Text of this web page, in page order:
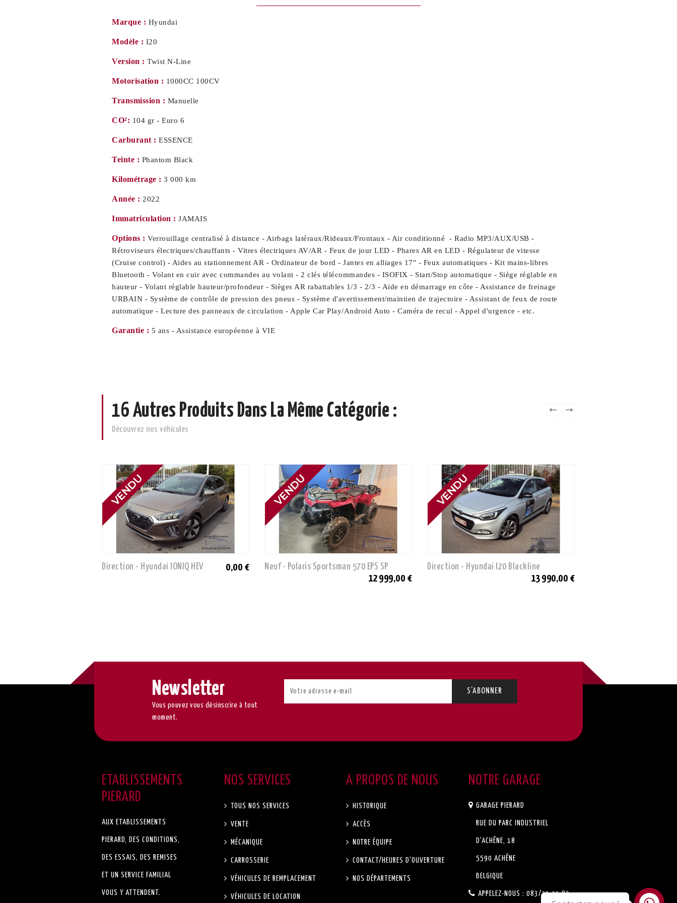
Marque : Hyundai
Modèle : I20
Version : Twist N-Line
Motorisation : 1000CC 100CV
Transmission : Manuelle
CO²: 104 gr - Euro 6
Carburant : ESSENCE
Teinte : Phantom Black
Kilométrage : 3 000 km
Année : 2022
Immatriculation : JAMAIS
Options : Verrouillage centralisé à distance - Airbags latéraux/Rideaux/Frontaux - Air conditionné - Radio MP3/AUX/USB -
Rétroviseurs électriques/chauffants - Vitres électriques AV/AR - Feux de jour LED - Phares AR en LED - Régulateur de vitesse
(Cruise control) - Aides au stationnement AR - Ordinateur de bord - Jantes en alliages 17" - Feux automatiques - Kit mains-libres
Bluetooth - Volant en cuir avec commandes au volant - 2 clés télécommandes - ISOFIX - Start/Stop automatique - Siège réglable en
hauteur - Volant réglable hauteur/profondeur - Sièges AR rabattables 1/3 - 2/3 - Aide en démarrage en côte - Assistance de freinage
URBAIN - Système de contrôle de pression des pneus - Système d'avertissement/maintien de trajectoire - Assistant de feux de route
automatique - Lecture des panneaux de circulation - Apple Car Play/Android Auto - Caméra de recul - Appel d'urgence - etc.
Garantie : 5 ans - Assistance européenne à VIE
16 Autres Produits Dans La Même Catégorie :
Découvrez nos véhicules
Direction - Hyundai IONIQ HEV 0,00 € Neuf - Polaris Sportsman 570 EPS SP
12 999,00 €
Direction - Hyundai I20 Blackline
13 990,00 €
Newsletter
Vous pouvez vous désinscrire à tout
moment.
ETABLISSEMENTS
PIERARD
AUX ETABLISSEMENTS
PIERARD, DES CONDITIONS,
DES ESSAIS, DES REMISES
ET UN SERVICE FAMILIAL
VOUS Y ATTENDENT.
NOS SERVICES
TOUS NOS SERVICES
VENTE
MÉCANIQUE
CARROSSERIE
VÉHICULES DE REMPLACEMENT
VÉHICULES DE LOCATION
A PROPOS DE NOUS
HISTORIQUE
ACCÈS
NOTRE ÉQUIPE
CONTACT/HEURES D'OUVERTURE
NOS DÉPARTEMENTS
NOTRE GARAGE
GARAGE PIERARD
RUE DU PARC INDUSTRIEL
D'ACHÊNE, 18
5590 ACHÊNE
BELGIQUE
APPELEZ-NOUS : 083/21.21.83